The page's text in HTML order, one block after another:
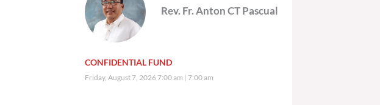
Rev. Fr. Anton CT Pascual
CONFIDENTIAL FUND
Friday, August 7, 2026 7:00 am 7:00 am